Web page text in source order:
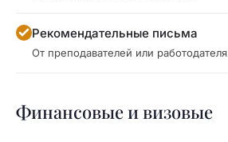
Рекомендательные письма
От преподавателей или работодателя
Финансовые и визовые